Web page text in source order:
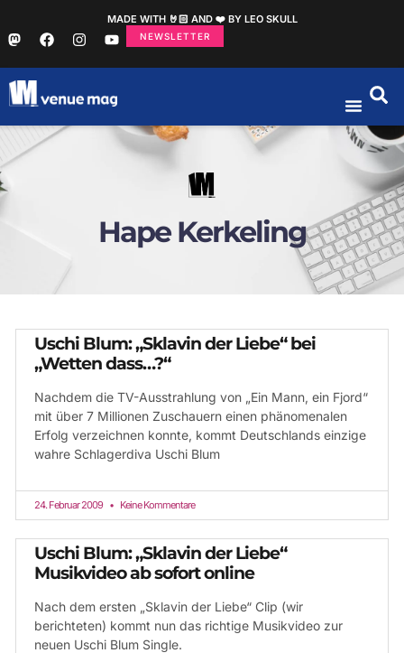
MADE WITH 🤘🏻 AND ❤️ BY LEO SKULL
NEWSLETTER
Hape Kerkeling
Uschi Blum: „Sklavin der Liebe“ bei
„Wetten dass…?“
Nachdem die TV-Ausstrahlung von „Ein Mann, ein Fjord“
mit über 7 Millionen Zuschauern einen phänomenalen
Erfolg verzeichnen konnte, kommt Deutschlands einzige
wahre Schlagerdiva Uschi Blum
24. Februar 2009 Keine Kommentare
Uschi Blum: „Sklavin der Liebe“
Musikvideo ab sofort online
Nach dem ersten „Sklavin der Liebe“ Clip (wir
berichteten) kommt nun das richtige Musikvideo zur
neuen Uschi Blum Single.